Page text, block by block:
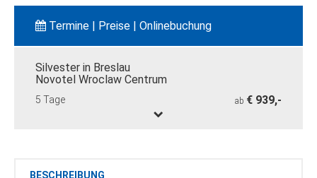
Termine | Preise | Onlinebuchung
Silvester in Breslau
Novotel Wroclaw Centrum
5 Tage ab € 939,-
BESCHREIBUNG